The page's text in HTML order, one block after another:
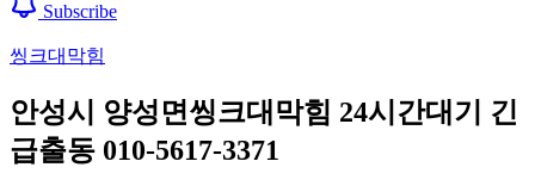
Subscribe
씽크대막힘
안성시 양성면씽크대막힘 24시간대기 긴
급출동 010-5617-3371